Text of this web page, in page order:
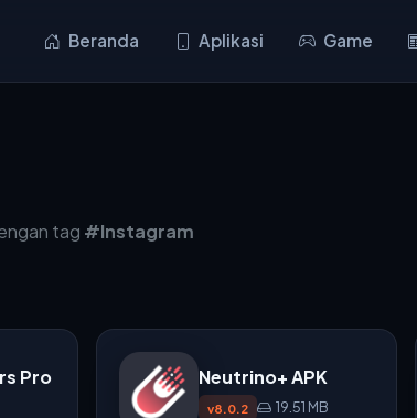
Beranda Aplikasi Game
tag #Instagram
Pro
Neutrino+ APK
v8.0.2 19.51 MB